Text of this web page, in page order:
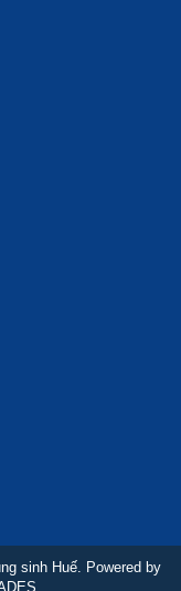
sinh Huế. Powered by